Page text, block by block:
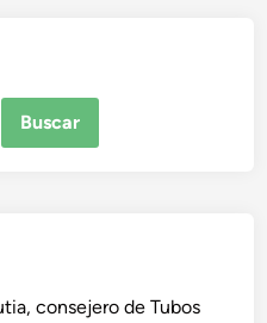
consejero de Tubos